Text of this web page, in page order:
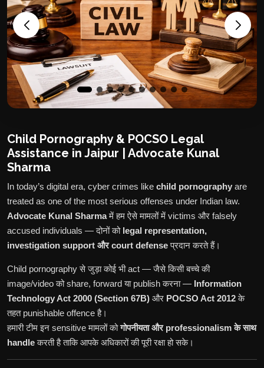
Child Pornography & POCSO Legal
Assistance in Jaipur | Advocate Kunal
Sharma
In today’s digital era, cyber crimes like child pornography are
treated as one of the most serious offenses under Indian law.
Advocate Kunal Sharmaमें हम ऐसे मामलों में victims और falsely
accused individuals — दोनों को legal representation,
investigation support और court defenseप्रदान करते हैं।
Child pornography से जुड़ा कोई भी act — जैसे किसी बच्चे की
image/video को share, forward या publish करना — Information
Technology Act 2000 (Section 67B) और POCSO Act 2012के
तहत punishable offence है।
हमारी टीम इन sensitive मामलों कोगोपनीयता और professionalism के साथ
handleकरती है ताकि आपके अधिकारों की पूरी रक्षा हो सके।